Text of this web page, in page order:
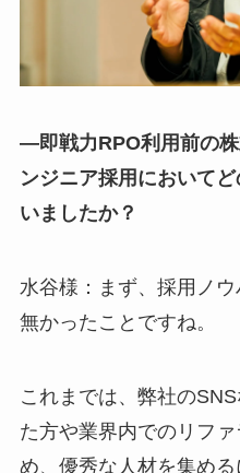
―即戦力RPO利用前の
ンジニア採用において
いましたか？
水谷様：まず、採用ノ
無かったことですね。
これまでは、弊社の
た方や業界内でのリフ
め、優秀な人材を集め